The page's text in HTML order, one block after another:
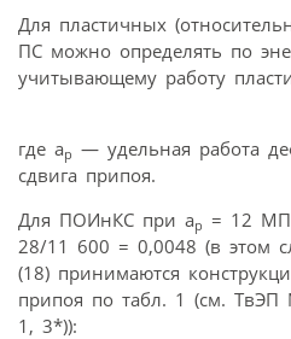
Для пластичных
ПС можно определять по
учитывающему работу
где ар — удельная работа
сдвига припоя.
Для ПОИнКС при ар = 12
28/11 600 = 0,0048 (в этом
(18) принимаются
припоя по табл. 1 (см. ТвЭП
1, 3*)):